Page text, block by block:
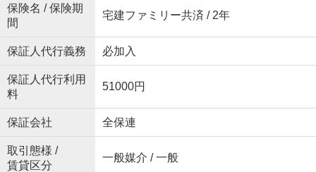
保険名 / 保険期
間
宅建ファミリー共済 / 2年
保証人代行義務 必加入
保証人代行利用
料
51000円
保証会社 全保連
取引態様 /
賃貸区分
一般媒介 / 一般